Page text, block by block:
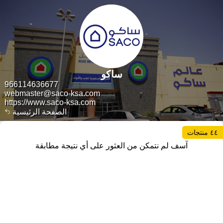
الصفحة الرئيسية
966114636677
webmaster@saco-ksa.com
https://www.saco-ksa.com
ساكو
٤٤ منتجات
آسف لم نتمكن من العثور على أي نتيجة مطابقة